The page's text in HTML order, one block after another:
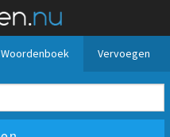
Woordenboek Vervoegen